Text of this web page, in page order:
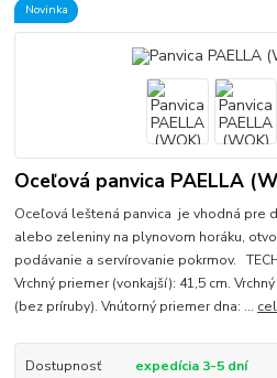
Novinka
Oceľová panvica PAELLA
Oceľová leštená panvica je vhodná pre
alebo zeleniny na plynovom horáku,
podávanie a servírovanie pokrmov.
Vrchný priemer (vonkajší): 41,5 cm.
(bez príruby). Vnútorný priemer dna: ...
Dostupnosť expedícia 3-5 dní